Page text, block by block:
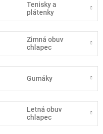
Tenisky a
plátenky
Zimná obuv
chlapec
Gumáky
Letná obuv
chlapec